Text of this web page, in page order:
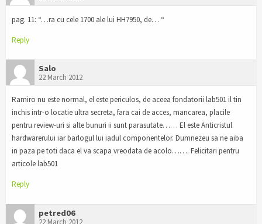
pag. 11: “…ra cu cele 1700 ale lui HH7950, de… “
Reply
Salo
22 March 2012
Ramiro nu este normal, el este periculos, de aceea fondatorii lab501 il tin
inchis intr-o locatie ultra secreta, fara cai de acces, mancarea, placile
pentru review-uri si alte bunuri ii sunt parasutate…… El este Anticristul
hardwarerului iar barlogul lui iadul componentelor. Dumnezeu sa ne aiba
in paza pe toti daca el va scapa vreodata de acolo……. Felicitari pentru
articole lab501
Reply
petred06